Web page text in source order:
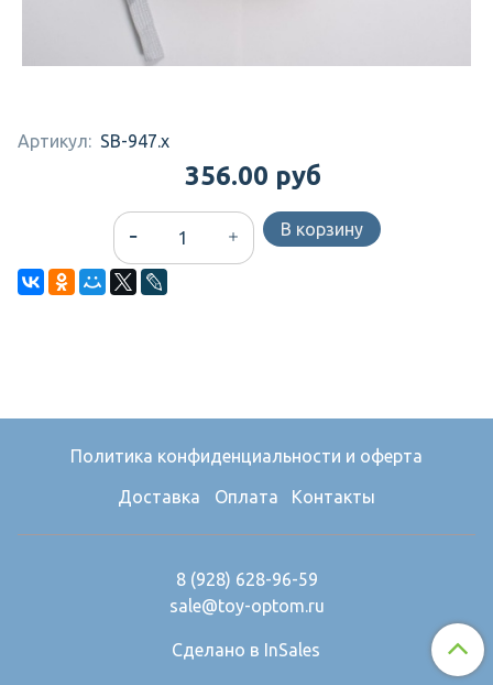
Артикул: SB-947.x
356.00 руб
В корзину
Политика конфиденциальности и оферта
Доставка Оплата Контакты
8 (928) 628-96-59
sale@toy-optom.ru
Сделано в InSales